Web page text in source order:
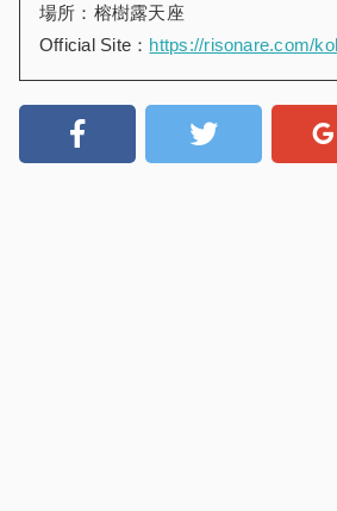
場所：榕樹露天座
Official Site： https://risonare.com/